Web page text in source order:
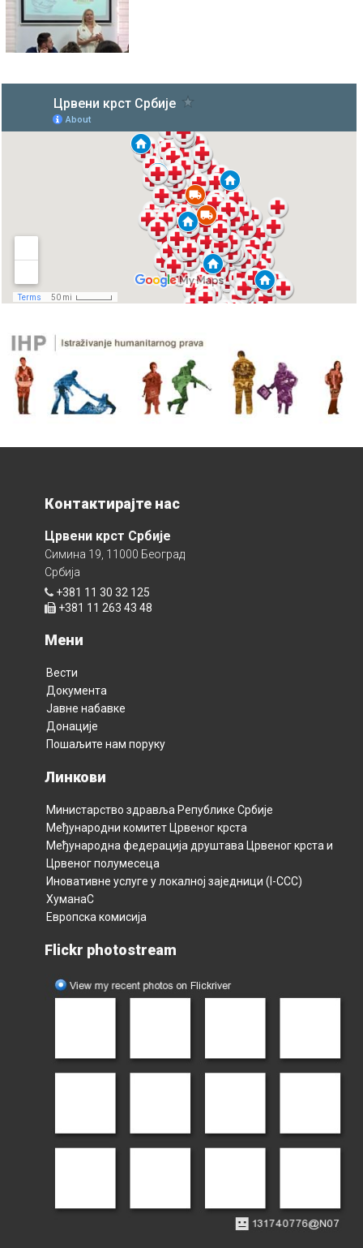
Контактирајте нас
Црвени крст Србије
Симина 19, 11000 Београд
Србија
+381 11 30 32 125
+381 11 263 43 48
Мени
Вести
Документа
Јавне набавке
Донације
Пошаљите нам поруку
Линкови
Министарство здравља Републикe Србијe
Међународни комитет Црвеног крста
Међународна федерација друштава Црвеног крста и
Црвеног полумесецa
Иновативне услуге у локалној заједници (I-CCC)
ХуманаС
Европска комисија
Flickr photostream